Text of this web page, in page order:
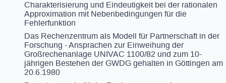
Charakterisierung und Eindeutigkeit bei der rationalen
Approximation mit Nebenbedingungen für die
Fehlerfunktion
Das Rechenzentrum als Modell für Partnerschaft in der
Forschung - Ansprachen zur Einweihung der
Großrechenanlage UNIVAC 1100/82 und zum 10-
jährigen Bestehen der GWDG gehalten in Göttingen am
20.6.1980